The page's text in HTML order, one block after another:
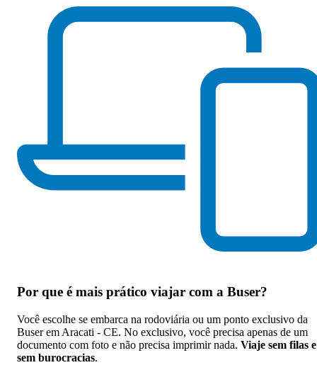
Por que é mais prático viajar com a Buser?
Você escolhe se embarca na rodoviária ou um ponto exclusivo da
Buser em Aracati - CE. No exclusivo, você precisa apenas de um
documento com foto e não precisa imprimir nada. Viaje sem filas e
sem burocracias.